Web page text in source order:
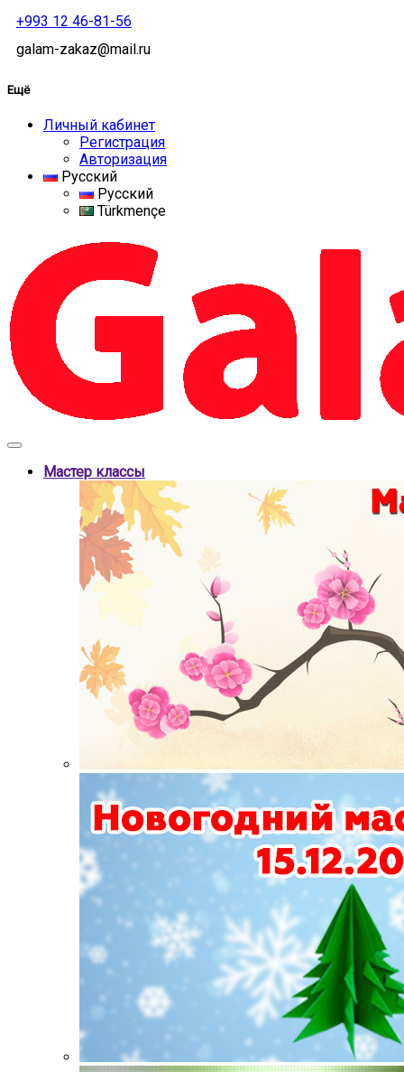
+993 12 46-81-56
galam-zakaz@mail.ru
Ещё
Личный кабинет
Регистрация
Авторизация
Русский
Русский
Türkmençe
Мастер классы